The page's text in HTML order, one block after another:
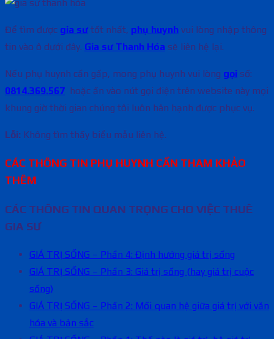
Để tìm được gia sư tốt nhất, phụ huynh vui lòng nhập thông
tin vào ô dưới đây. Gia sư Thanh Hóa sẽ liên hệ lại.
Nếu phụ huynh cần gấp, mong phụ huynh vui lòng gọi số:
0814.369.567 hoặc ấn vào nút gọi điện trên website này mọi
khung giờ thời gian chúng tôi luôn hân hạnh được phục vụ.
Lỗi: Không tìm thấy biểu mẫu liên hệ.
CÁC THÔNG TIN PHỤ HUYNH CẦN THAM KHẢO
THÊM
CÁC THÔNG TIN QUAN TRỌNG CHO VIỆC THUÊ
GIA SƯ
GIÁ TRỊ SỐNG – Phần 4: Định hướng giá trị sống
GIÁ TRỊ SỐNG – Phần 3: Giá trị sống (hay giá trị cuộc
sống)
GIÁ TRỊ SỐNG – Phần 2: Mối quan hệ giữa giá trị với văn
hóa và bản sắc